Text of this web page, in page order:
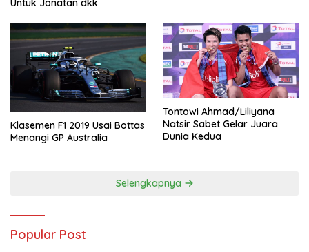
Klasemen F1 2019 Usai Bottas
Menangi GP Australia
Tontowi Ahmad/Liliyana
Natsir Sabet Gelar Juara
Dunia Kedua
Selengkapnya
Popular Post